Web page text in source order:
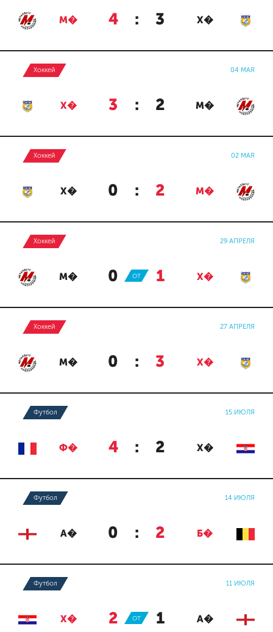
М� 4 : 3 Х�
Хоккей 04 МАЯ
Х� 3 : 2 М�
Хоккей 02 МАЯ
Х� 0 : 2 М�
Хоккей 29 АПРЕЛЯ
М� 0 : 1 Х�
ОТ
Хоккей 27 АПРЕЛЯ
М� 0 : 3 Х�
Футбол 15 ИЮЛЯ
Ф� 4 : 2 Х�
Футбол 14 ИЮЛЯ
А� 0 : 2 Б�
Футбол 11 ИЮЛЯ
Х� 2 : 1 А�
ОТ